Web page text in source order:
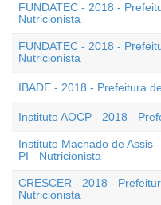
FUNDATEC - 2018 -
Nutricionista
FUNDATEC - 2018 -
Nutricionista
IBADE - 2018 - Prefeitura
Instituto AOCP - 2018 -
Instituto Machado de Assis
PI - Nutricionista
CRESCER - 2018 -
Nutricionista